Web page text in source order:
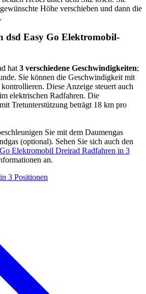
Höhe verschieben und dann die
dsd Easy Go Elektromobil-
hat 3 verschiedene Geschwindigkeiten;
Sie können die Geschwindigkeit mit
Diese Anzeige steuert auch
elektrischen Radfahren. Die
Tretunterstützung beträgt 18 km pro
Sie mit dem Daumengas
(optional). Sehen Sie sich auch den
Elektromobil Dreirad Radfahren in 3
an.
3 Positionen